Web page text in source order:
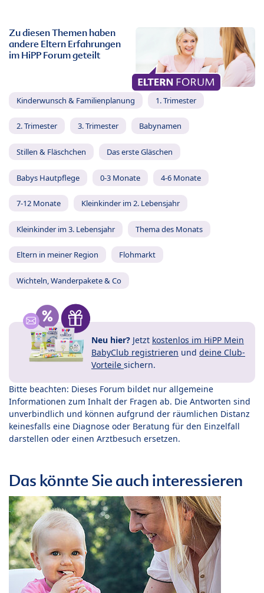
Zu diesen Themen haben
andere Eltern Erfahrungen
im HiPP Forum geteilt
Kinderwunsch & Familienplanung 1. Trimester
2. Trimester 3. Trimester Babynamen
Stillen & Fläschchen Das erste Gläschen
Babys Hautpflege 0-3 Monate 4-6 Monate
7-12 Monate Kleinkinder im 2. Lebensjahr
Kleinkinder im 3. Lebensjahr Thema des Monats
Eltern in meiner Region Flohmarkt
Wichteln, Wanderpakete & Co
Neu hier? Jetzt kostenlos im HiPP Mein
BabyClub registrieren und deine Club-
Vorteile sichern.
Bitte beachten: Dieses Forum bildet nur allgemeine
Informationen zum Inhalt der Fragen ab. Die Antworten sind
unverbindlich und können aufgrund der räumlichen Distanz
keinesfalls eine Diagnose oder Beratung für den Einzelfall
darstellen oder einen Arztbesuch ersetzen.
Das könnte Sie auch interessieren